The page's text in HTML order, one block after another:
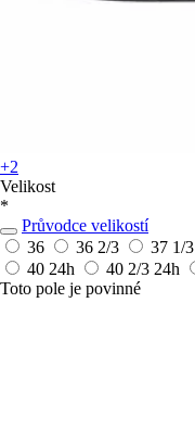
+2
Velikost
*
Průvodce velikostí
36
36 2/3 37 1/3
40 24h 40 2/3 24h
Toto pole je povinné